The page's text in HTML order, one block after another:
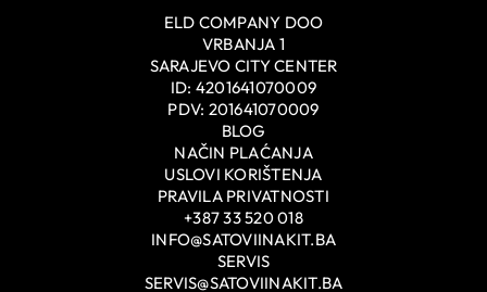
ELD COMPANY DOO
VRBANJA 1
SARAJEVO CITY CENTER
ID: 4201641070009
PDV: 201641070009
BLOG
NAČIN PLAĆANJA
USLOVI KORIŠTENJA
PRAVILA PRIVATNOSTI
+387 33 520 018
INFO@SATOVIINAKIT.BA
SERVIS
SERVIS@SATOVIINAKIT.BA